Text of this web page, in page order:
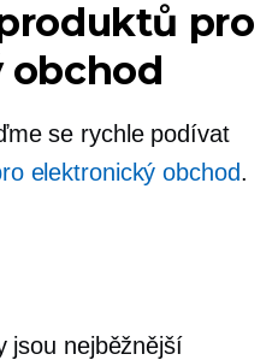
pro
obchod
se rychle podívat
elektronický obchod.
jsou nejběžnější